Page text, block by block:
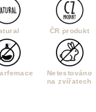
ČR produkt
Netestováno
na zvířatech